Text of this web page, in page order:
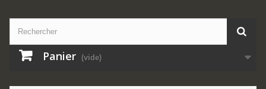
Panier (vide)